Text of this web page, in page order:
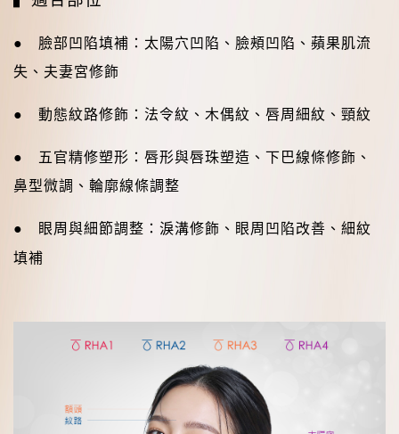
● 臉部凹陷填補： 太陽穴凹陷、臉頰凹陷、蘋果肌流
失、夫妻宮修飾
● 動態紋路修飾： 法令紋、木偶紋、唇周細紋、頸紋
● 五官精修塑形： 唇形與唇珠塑造、下巴線條修飾、
鼻型微調、輪廓線條調整
● 眼周與細節調整： 淚溝修飾、眼周凹陷改善、細紋
填補